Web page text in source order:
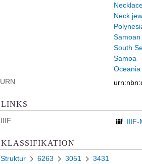
Neck
Samoan
South
Samoa
Oceania
URN
LINKS
IIIF IIIF-
KLASSIFIKATION
Struktur 6263 3051 3431